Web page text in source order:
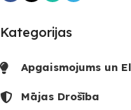
Kategorijas
Apgaismojums un
Mājas Drošība